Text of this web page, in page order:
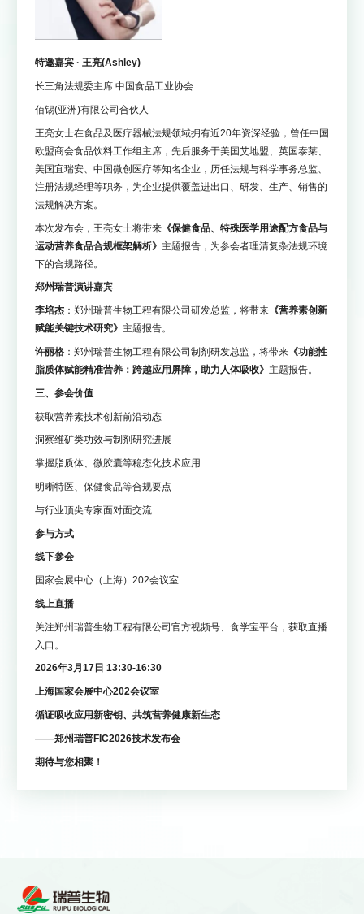
特邀嘉宾 · 王亮(Ashley)
长三角法规委主席 中国食品工业协会
佰锡(亚洲)有限公司合伙人
王亮女士在食品及医疗器械法规领域拥有近20年资深经验，曾任中国
欧盟商会食品饮料工作组主席，先后服务于美国艾地盟、英国泰莱、
美国宜瑞安、中国微创医疗等知名企业，历任法规与科学事务总监、
注册法规经理等职务，为企业提供覆盖进出口、研发、生产、销售的
法规解决方案。
本次发布会，王亮女士将带来《保健食品、特殊医学用途配方食品与
运动营养食品合规框架解析》 主题报告，为参会者理清复杂法规环境
下的合规路径。
郑州瑞普演讲嘉宾
李培杰：郑州瑞普生物工程有限公司研发总监，将带来《营养素创新
赋能关键技术研究》 主题报告。
许丽格：郑州瑞普生物工程有限公司制剂研发总监，将带来《功能性
脂质体赋能精准营养：跨越应用屏障，助力人体吸收》 主题报告。
三、参会价值
获取营养素技术创新前沿动态
洞察维矿类功效与制剂研究进展
掌握脂质体、微胶囊等稳态化技术应用
明晰特医、保健食品等合规要点
与行业顶尖专家面对面交流
参与方式
线下参会
国家会展中心（上海）202会议室
线上直播
关注郑州瑞普生物工程有限公司官方视频号、食学宝平台，获取直播
入口。
2026年3月17日 13:30-16:30
上海国家会展中心202会议室
循证吸收应用新密钥、共筑营养健康新生态
——郑州瑞普FIC2026技术发布会
期待与您相聚！